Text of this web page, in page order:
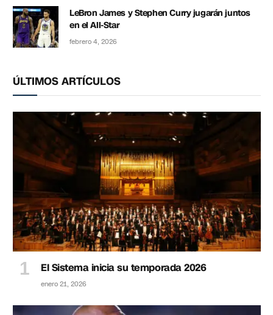
LeBron James y Stephen Curry jugarán juntos
en el All-Star
febrero 4, 2026
ÚLTIMOS ARTÍCULOS
El Sistema inicia su temporada 2026
enero 21, 2026